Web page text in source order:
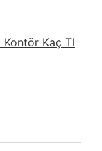
Kontör Kaç Tl